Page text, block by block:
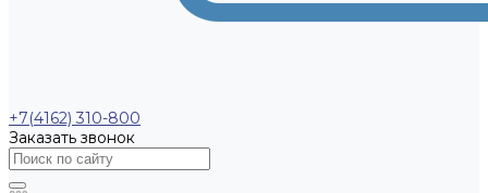
+7(4162) 310-800
Заказать звонок